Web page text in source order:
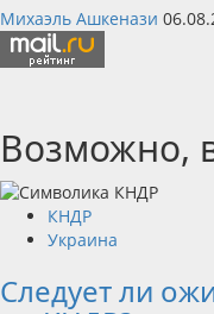
Михаэль Ашкенази
Возможно,
КНДР
Украина
Следует ли